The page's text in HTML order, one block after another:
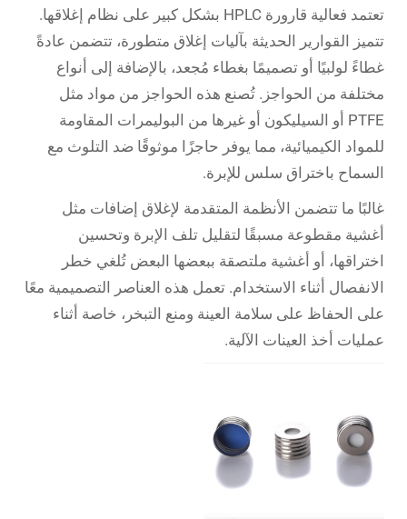
تعتمد فعالية قارورة HPLC بشكل كبير على نظام إغلاقها.
تتميز القوارير الحديثة بآليات إغلاق متطورة، تتضمن عادةً
غطاءً لولبيًا أو تصميمًا بغطاء مُجعد، بالإضافة إلى أنواع
مختلفة من الحواجز. تُصنع هذه الحواجز من مواد مثل
PTFE أو السيليكون أو غيرها من البوليمرات المقاومة
للمواد الكيميائية، مما يوفر حاجزًا موثوقًا ضد التلوث مع
السماح باختراق سلس للإبرة.
غالبًا ما تتضمن الأنظمة المتقدمة لإغلاق إضافات مثل
أغشية مقطوعة مسبقًا لتقليل تلف الإبرة وتحسين
اختراقها، أو أغشية ملتصقة ببعضها البعض تُلغي خطر
الانفصال أثناء الاستخدام. تعمل هذه العناصر التصميمية معًا
على الحفاظ على سلامة العينة ومنع التبخر، خاصة أثناء
عمليات أخذ العينات الآلية.